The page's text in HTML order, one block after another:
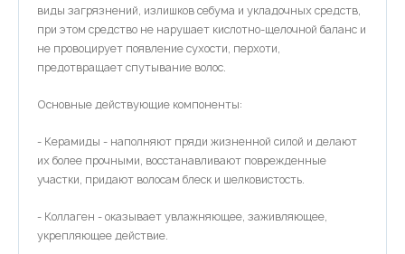
виды загрязнений, излишков себума и укладочных средств,
при этом средство не нарушает кислотно-щелочной баланс и
не провоцирует появление сухости, перхоти,
предотвращает спутывание волос.
Основные действующие компоненты:
- Керамиды - наполняют пряди жизненной силой и делают
их более прочными, восстанавливают поврежденные
участки, придают волосам блеск и шелковистость.
- Коллаген - оказывает увлажняющее, заживляющее,
укрепляющее действие.